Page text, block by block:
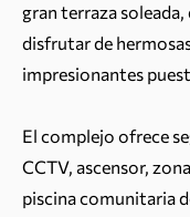
gran terraza
disfrutar de
impresionantes
El complejo ofrece
CCTV, ascensor,
piscina comunitaria